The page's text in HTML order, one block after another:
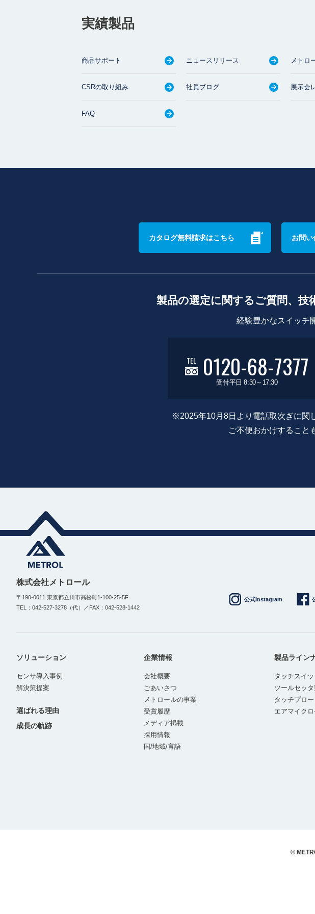
実績製品
商品サポート ニュースリリース メトロ
CSRの取り組み 社員ブログ 展示会
FAQ
カタログ無料請求はこちら お問い
製品の選定に関するご質問、技
経験豊かなスイッチ
TEL 0120-68-7377
受付平日 8:30～17:30
※2025年10月8日より電話取次ぎに関
ご不便おかけすること
株式会社メトロール
〒190-0011 東京都立川市高松町1-100-25-5F
TEL：042-527-3278（代）／FAX：042-528-1442
公式Instagram
ソリューション
センサ導入事例
解決策提案
選ばれる理由
成長の軌跡
企業情報
会社概要
ごあいさつ
メトロールの事業
受賞履歴
メディア掲載
採用情報
国/地域/言語
製品ライン
タッチスイ
ツールセッ
タッチプロ
エアマイク
©